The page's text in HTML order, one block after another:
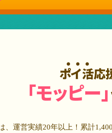
ポイ活応
「モッピー」
、運営実績20年以上！累計